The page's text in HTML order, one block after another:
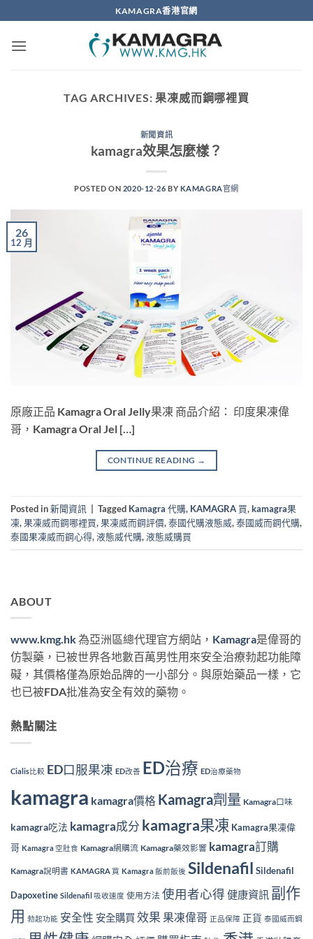
to
content
KAMAGRA香港官網
TAG ARCHIVES: 果凍威而鋼哪裡買
新聞資訊
kamagra效果怎麼樣？
POSTED ON 2020-12-26 BY KAMAGRA官網
26
12 月
原廠正品 Kamagra Oral Jelly果凍 商品介紹： 印度果凍偉
哥，Kamagra Oral Jel […]
CONTINUE READING →
Posted in新聞資訊 Tagged Kamagra 代購, KAMAGRA 買,kamagra果
凍,果凍威而鋼哪裡買,果凍威而鋼評價,泰國代購液態威,泰國威而鋼代購,
泰國果凍威而鋼心得,液態威代購,液態威購買
ABOUT
www.kmg.hk為亞洲區總代理官方網站， Kamagra是偉哥的
仿製藥，已被世界各地數百萬男性用來安全治療勃起功能障
礙，其價格僅為原始品牌的一小部分。與原始藥品一樣，它
也已被FDA批准為安全有效的藥物。
熱點關注
Cialis比較 ED口服果凍 ED改善 ED治療 ED治療藥物
kamagra kamagra價格 Kamagra劑量 Kamagra口味
kamagra吃法 kamagra成分 kamagra果凍 Kamagra果凍偉
哥 Kamagra 空肚食 Kamagra網購流 Kamagra藥效影響 kamagra訂購
Kamagra說明書 KAMAGRA 買 Kamagra 飯前飯後 Sildenafil Sildenafil
Dapoxetine Sildenafil 吸收速度 使用方法 使用者心得 健康資訊 副作
用 勃起功能 安全性 安全購買 效果 果凍偉哥 正品保障 正貨 泰國威而鋼